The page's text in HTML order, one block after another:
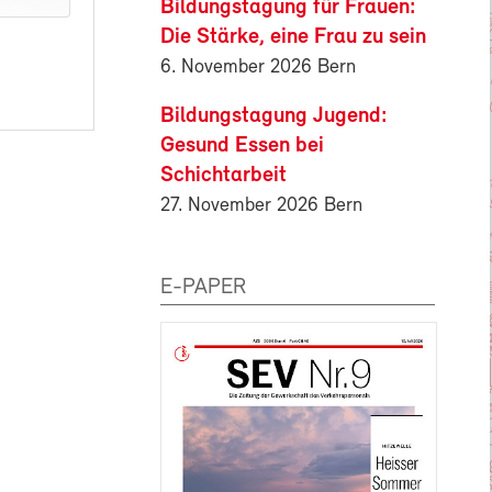
Bildungstagung für Frauen:
Die Stärke, eine Frau zu sein
6. November 2026 Bern
Bildungstagung Jugend:
Gesund Essen bei
Schichtarbeit
27. November 2026 Bern
E-PAPER